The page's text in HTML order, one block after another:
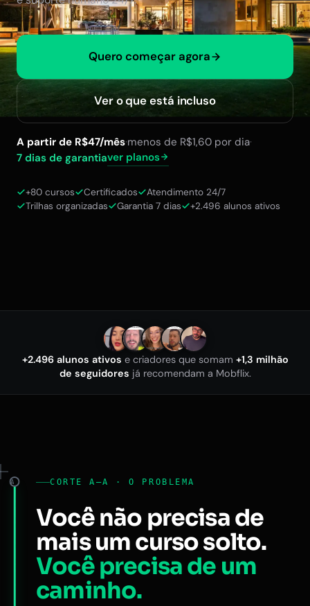
Quero começar agora
Ver o que está incluso
A partir de R$47/mês·menos de R$1,60 por dia·
7 dias de garantiaver planos
+80 cursos Certificados
Atendimento 24/7
Trilhas organizadas
Garantia 7 dias +2.496 alunos ativos
+2.496 alunos ativos e criadores que somam +1,3 milhão
de seguidores já recomendam a Mobflix.
A CORTE A–A · O PROBLEMA
Você não precisa de
mais um curso solto.
Você precisa de um
caminho.